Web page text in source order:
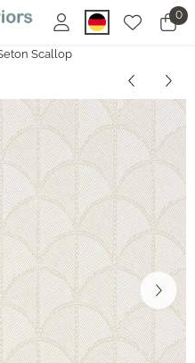
geschlossen. 0
Scallop